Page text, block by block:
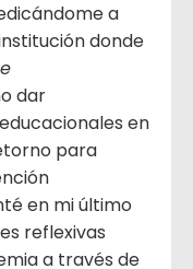
a
donde
dar
en
para
en mi último
reflexivas
a través de